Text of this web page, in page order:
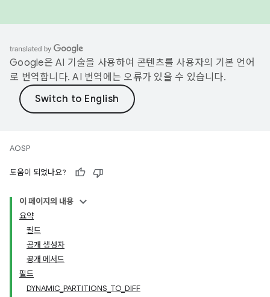
Google은 AI 기술을 사용하여 콘텐츠를 사용자의 기본 언어
로 번역합니다. AI 번역에는 오류가 있을 수 있습니다.
AOSP
도움이 되었나요?
이 페이지의 내용
요약
필드
공개 생성자
공개 메서드
필드
DYNAMIC_PARTITIONS_TO_DIFF